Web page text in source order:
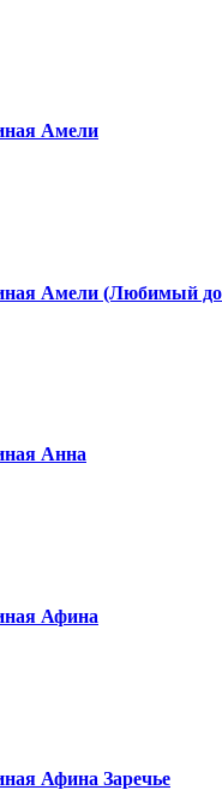
Амели
Амели (Любимый
Анна
Афина
Афина Заречье